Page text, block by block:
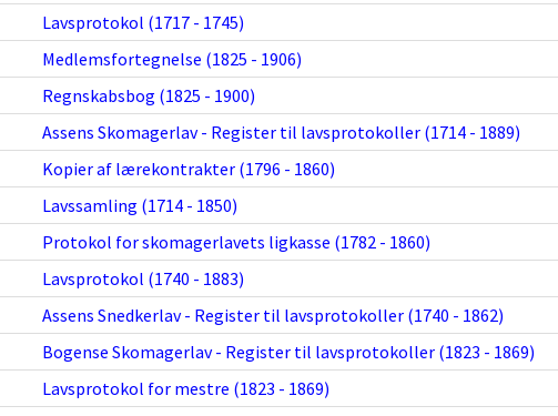
Lavsprotokol (1717 - 1745)
Medlemsfortegnelse (1825 - 1906)
Regnskabsbog (1825 - 1900)
Assens Skomagerlav - Register til lavsprotokoller (1714 - 1889)
Kopier af lærekontrakter (1796 - 1860)
Lavssamling (1714 - 1850)
Protokol for skomagerlavets ligkasse (1782 - 1860)
Lavsprotokol (1740 - 1883)
Assens Snedkerlav - Register til lavsprotokoller (1740 - 1862)
Bogense Skomagerlav - Register til lavsprotokoller (1823 - 1869)
Lavsprotokol for mestre (1823 - 1869)